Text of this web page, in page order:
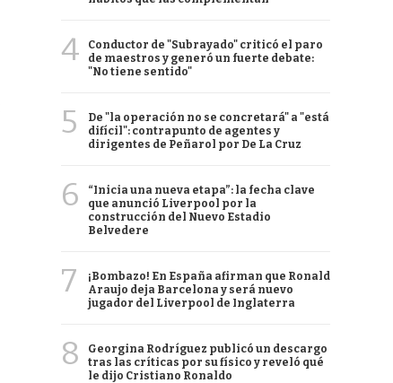
4
Conductor de "Subrayado" criticó el paro
de maestros y generó un fuerte debate:
"No tiene sentido"
5
De "la operación no se concretará" a "está
difícil": contrapunto de agentes y
dirigentes de Peñarol por De La Cruz
6
“Inicia una nueva etapa”: la fecha clave
que anunció Liverpool por la
construcción del Nuevo Estadio
Belvedere
7
¡Bombazo! En España afirman que Ronald
Araujo deja Barcelona y será nuevo
jugador del Liverpool de Inglaterra
8
Georgina Rodríguez publicó un descargo
tras las críticas por su físico y reveló qué
le dijo Cristiano Ronaldo